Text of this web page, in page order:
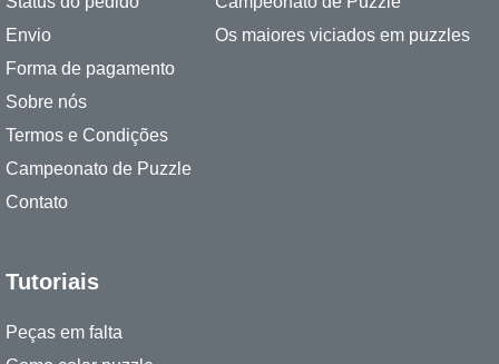
Envio
Forma de pagamento
Sobre nós
Termos e Condições
Campeonato de Puzzle
Contato
Os maiores viciados em puzzles
Tutoriais
Peças em falta